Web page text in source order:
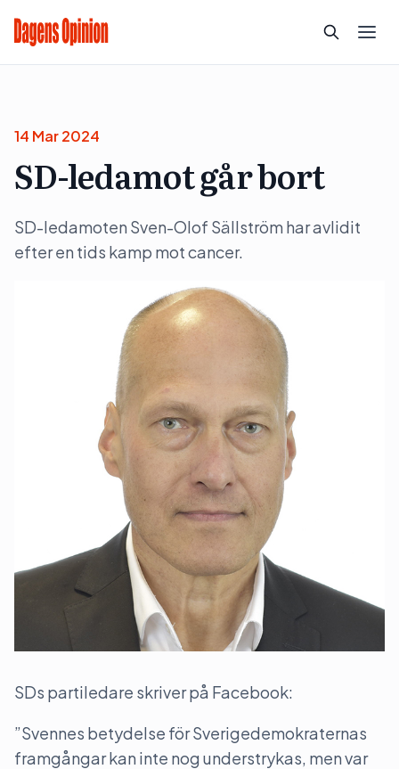
14 Mar 2024
SD-ledamot går bort
SD-ledamoten Sven-Olof Sällström har avlidit
efter en tids kamp mot cancer.
SDs partiledare skriver på Facebook:
”Svennes betydelse för Sverigedemokraternas
framgångar kan inte nog understrykas, men var